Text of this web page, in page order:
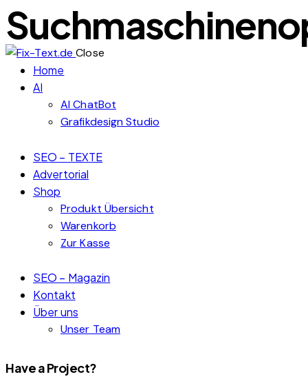
Close
Home
AI
AI ChatBot
Grafikdesign Studio
SEO – TEXTE
Advertorial
Shop
Produkt Übersicht
Warenkorb
Zur Kasse
SEO – Magazin
Kontakt
Über uns
Unser Team
Have a Project?